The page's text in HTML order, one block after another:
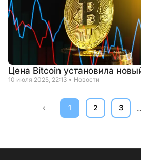
Цена Bitcoin установила
10 июля 2025, 22:13 Новости
‹ 1 2 3